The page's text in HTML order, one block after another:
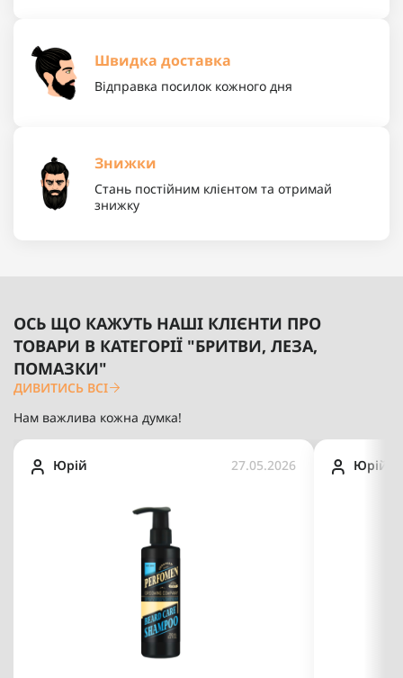
Швидка доставка
Відправка посилок кожного дня
Знижки
Стань постійним клієнтом та отримай
знижку
ОСЬ ЩО КАЖУТЬ НАШІ КЛІЄНТИ ПРО
ТОВАРИ В КАТЕГОРІЇ "БРИТВИ, ЛЕЗА,
ПОМАЗКИ"
ДИВИТИСЬ ВСІ
Нам важлива кожна думка!
Юрій 27.05.2026 Юрій